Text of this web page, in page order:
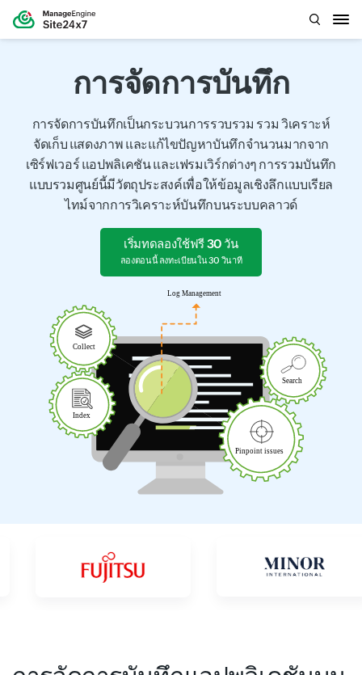
การจัดการบันทึก
การจัดการบันทึกเป็นกระบวนการรวบรวม รวม วิเคราะห์
จัดเก็บ แสดงภาพ และแก้ไขปัญหาบันทึกจำนวนมากจาก
เซิร์ฟเวอร์ แอปพลิเคชัน และเฟรมเวิร์กต่างๆ การรวมบันทึก
แบบรวมศูนย์นี้มีวัตถุประสงค์เพื่อให้ข้อมูลเชิงลึกแบบเรียล
ไทม์จากการวิเคราะห์บันทึกบนระบบคลาวด์
เริ่มทดลองใช้ฟรี 30 วัน
ลองตอนนี้ ลงทะเบียนใน 30 วินาที